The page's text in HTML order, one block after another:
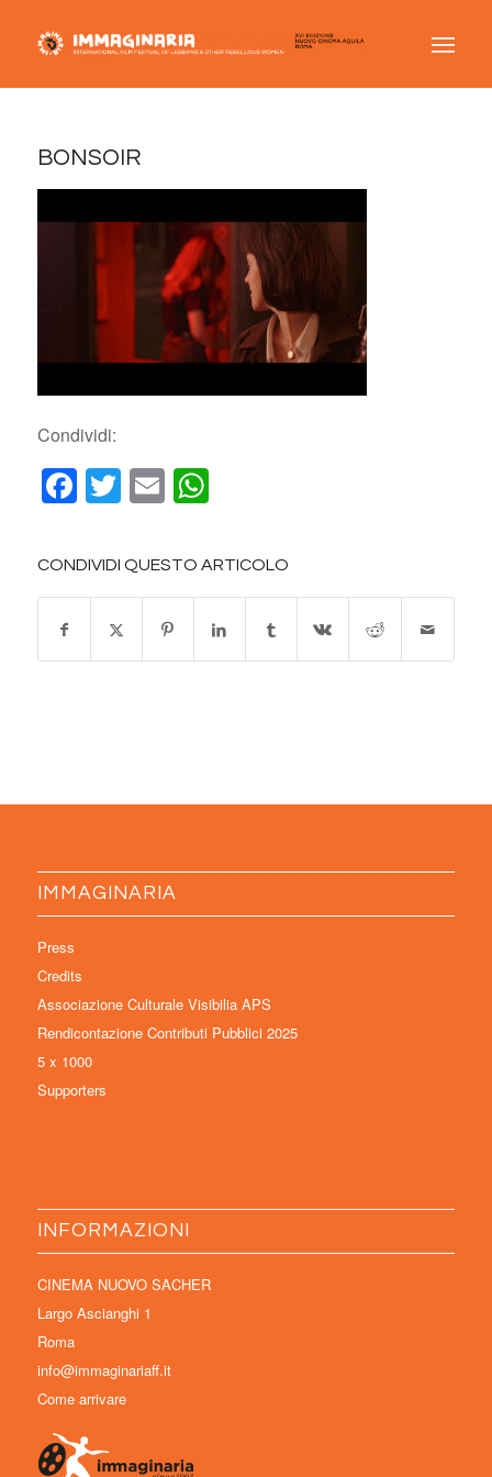
BONSOIR
Condividi:
Facebook
Twitter
EmailWhatsApp
CONDIVIDI QUESTO ARTICOLO
IMMAGINARIA
Press
Credits
Associazione Culturale Visibilia APS
Rendicontazione Contributi Pubblici 2025
5 x 1000
Supporters
INFORMAZIONI
CINEMA NUOVO SACHER
Largo Ascianghi 1
Roma
info@immaginariaff.it
Come arrivare